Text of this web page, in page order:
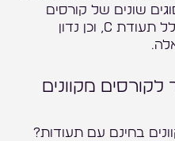
שונים של קורסים
מקוונים בחינם עם תעודה, כולל תעודת C, וכן נדון
לקורסים מקוונים
בחינם עם תעודות?